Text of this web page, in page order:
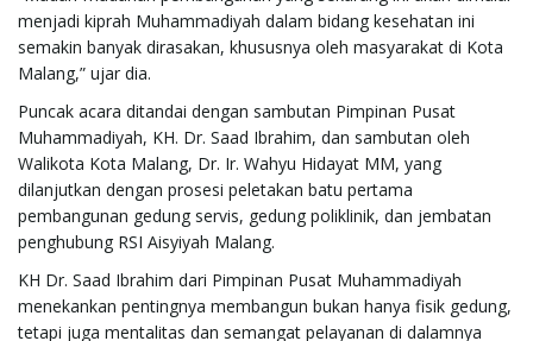
menjadi kiprah Muhammadiyah dalam bidang kesehatan ini
semakin banyak dirasakan, khususnya oleh masyarakat di Kota
Malang,” ujar dia.
Puncak acara ditandai dengan sambutan Pimpinan Pusat
Muhammadiyah, KH. Dr. Saad Ibrahim, dan sambutan oleh
Walikota Kota Malang, Dr. Ir. Wahyu Hidayat MM, yang
dilanjutkan dengan prosesi peletakan batu pertama
pembangunan gedung servis, gedung poliklinik, dan jembatan
penghubung RSI Aisyiyah Malang.
KH Dr. Saad Ibrahim dari Pimpinan Pusat Muhammadiyah
menekankan pentingnya membangun bukan hanya fisik gedung,
tetapi juga mentalitas dan semangat pelayanan di dalamnya